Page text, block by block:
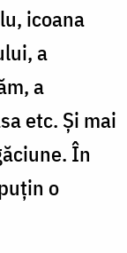
icoana
a
a
etc. Și mai
În
o